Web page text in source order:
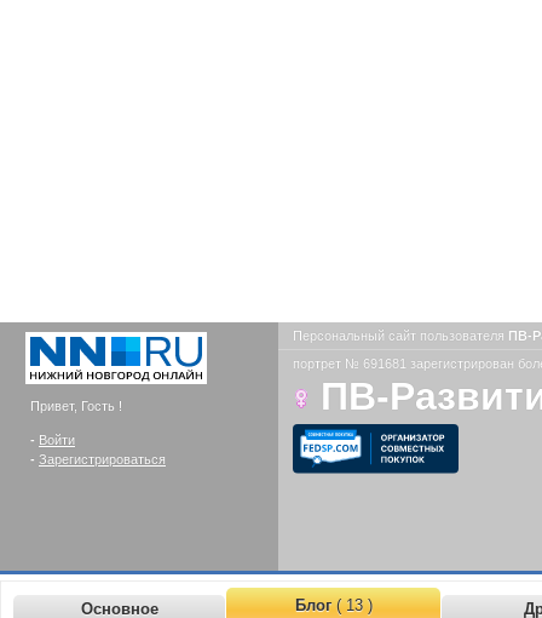
Привет, Гость !
- Войти
- Зарегистрироваться
Персональный сайт пользователя ПВ-
портрет № 691681 зарегистрирован
ПВ-
Основное Блог( 13 )